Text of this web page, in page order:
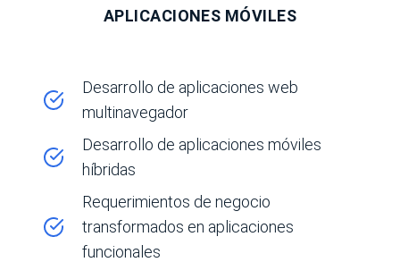
APLICACIONES MÓVILES
Desarrollo de aplicaciones web
multinavegador
Desarrollo de aplicaciones móviles
híbridas
Requerimientos de negocio
transformados en aplicaciones
funcionales